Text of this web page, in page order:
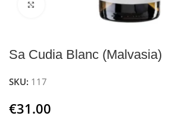
Sa Cudia Blanc (Malvasia)
SKU: 117
€31.00